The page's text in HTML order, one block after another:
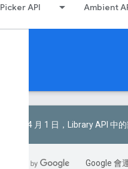
Picker API Ambient
2025 年 4 月 1 日，Library API 中
Google 會